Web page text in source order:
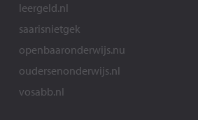
leergeld.nl
saarisnietgek
openbaaronderwijs.nu
oudersenonderwijs.nl
vosabb.nl